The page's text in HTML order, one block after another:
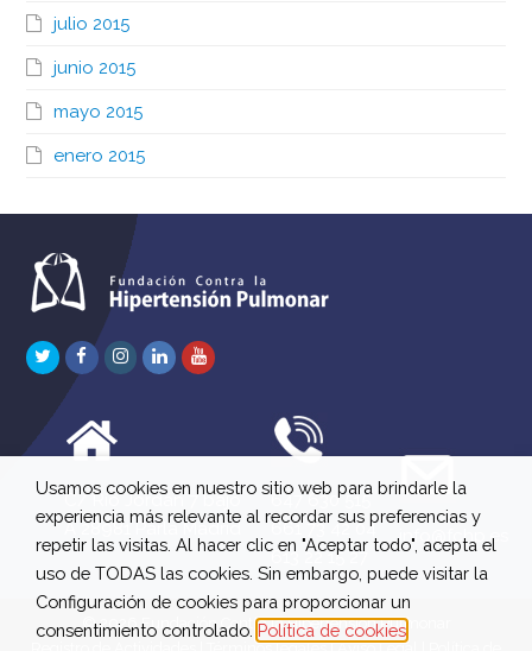
julio 2015
junio 2015
mayo 2015
enero 2015
TwitterFacebook
Instagram
LinkedInYoutube
C/ Río Jordán 7 bajo
A 28981 Parla Madrid
647 630 515
661 73 42 04
613 22 15 27
info@fchp.es
© 2026 Fundación Contra la Hipertensión Pulmonar
Usamos cookies en nuestro sitio web para brindarle la
experiencia más relevante al recordar sus preferencias y
repetir las visitas. Al hacer clic en "Aceptar todo", acepta el
uso de TODAS las cookies. Sin embargo, puede visitar la
Configuración de cookies para proporcionar un
consentimiento controlado. Política de cookies